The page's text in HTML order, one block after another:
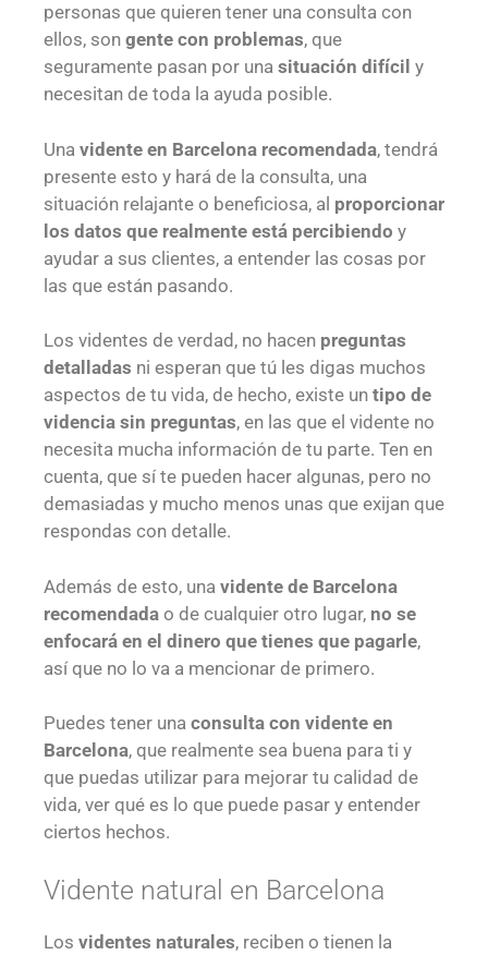
personas que quieren tener una consulta con
ellos, son gente con problemas, que
seguramente pasan por una situación difícil y
necesitan de toda la ayuda posible.
Una vidente en Barcelona recomendada, tendrá
presente esto y hará de la consulta, una
situación relajante o beneficiosa, al proporcionar
los datos que realmente está percibiendo y
ayudar a sus clientes, a entender las cosas por
las que están pasando.
Los videntes de verdad, no hacen preguntas
detalladas ni esperan que tú les digas muchos
aspectos de tu vida, de hecho, existe un tipo de
videncia sin preguntas, en las que el vidente no
necesita mucha información de tu parte. Ten en
cuenta, que sí te pueden hacer algunas, pero no
demasiadas y mucho menos unas que exijan que
respondas con detalle.
Además de esto, una vidente de Barcelona
recomendada o de cualquier otro lugar, no se
enfocará en el dinero que tienes que pagarle,
así que no lo va a mencionar de primero.
Puedes tener una consulta con vidente en
Barcelona, que realmente sea buena para ti y
que puedas utilizar para mejorar tu calidad de
vida, ver qué es lo que puede pasar y entender
ciertos hechos.
Vidente natural en Barcelona
Los videntes naturales, reciben o tienen la